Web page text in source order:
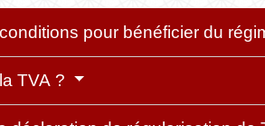
pour bénéficier du
TVA ?